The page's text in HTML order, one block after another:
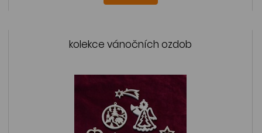
kolekce vánočních ozdob